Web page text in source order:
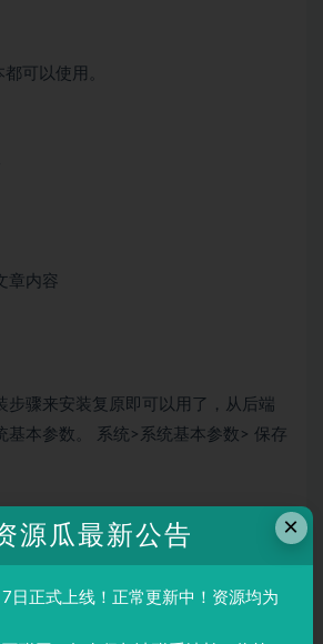
可以使用。
章内容
步骤来安装复原即可以用了，从后端
基本参数。 系统>系统基本参数> 保存
×
源瓜最新公告
日正式上线！正常更新中！资源均为